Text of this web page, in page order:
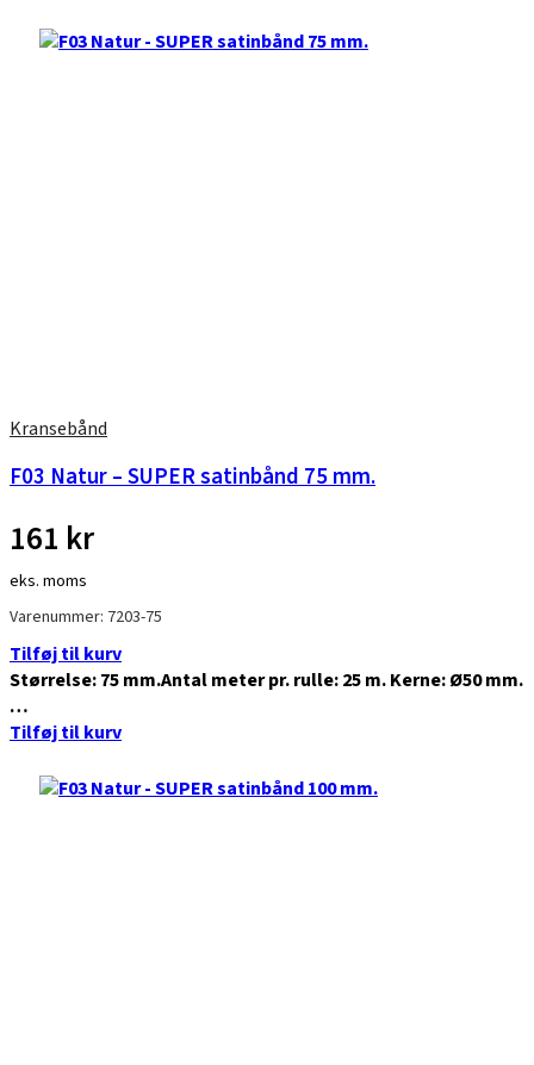
Kransebånd
F03 Natur – SUPER satinbånd 75 mm.
161 kr
eks. moms
Varenummer: 7203-75
Tilføj til kurv
Størrelse: 75 mm.Antal meter pr. rulle: 25 m. Kerne: Ø50 mm.
…
Tilføj til kurv